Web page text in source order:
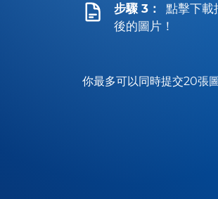
步驟 3：
點擊下載
後的圖片！
你最多可以同時提交20張圖